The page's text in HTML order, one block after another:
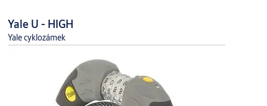
Yale U - HIGH
Yale cyklozámek